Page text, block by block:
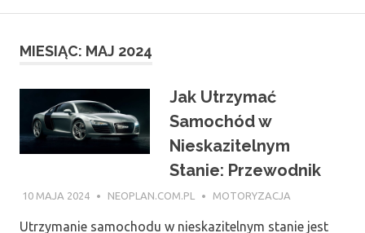
MIESIĄC: MAJ 2024
Jak Utrzymać
Samochód w
Nieskazitelnym
Stanie: Przewodnik
10 MAJA 2024 NEOPLAN.COM.PL MOTORYZACJA
Utrzymanie samochodu w nieskazitelnym stanie jest